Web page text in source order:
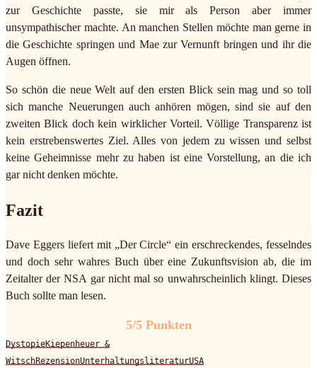
zur Geschichte passte, sie mir als Person aber immer
unsympathischer machte. An manchen Stellen möchte man gerne in
die Geschichte springen und Mae zur Vernunft bringen und ihr die
Augen öffnen.
So schön die neue Welt auf den ersten Blick sein mag und so toll
sich manche Neuerungen auch anhören mögen, sind sie auf den
zweiten Blick doch kein wirklicher Vorteil. Völlige Transparenz ist
kein erstrebenswertes Ziel. Alles von jedem zu wissen und selbst
keine Geheimnisse mehr zu haben ist eine Vorstellung, an die ich
gar nicht denken möchte.
Fazit
Dave Eggers liefert mit „Der Circle“ ein erschreckendes, fesselndes
und doch sehr wahres Buch über eine Zukunftsvision ab, die im
Zeitalter der NSA gar nicht mal so unwahrscheinlich klingt. Dieses
Buch sollte man lesen.
5/5 Punkten
DystopieKiepenheuer &
WitschRezensionUnterhaltungsliteraturUSA